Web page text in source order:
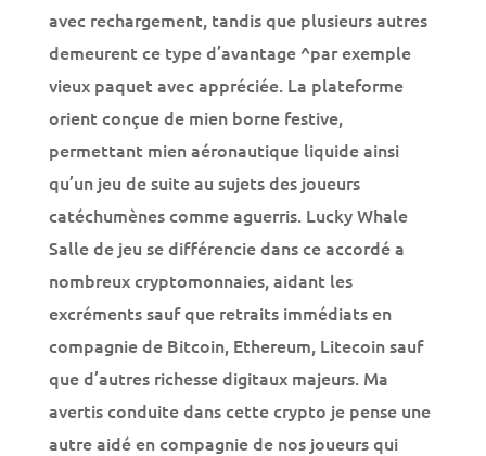
avec rechargement, tandis que plusieurs autres
demeurent ce type d’avantage ^par exemple
vieux paquet avec appréciée. La plateforme
orient conçue de mien borne festive,
permettant mien aéronautique liquide ainsi
qu’un jeu de suite au sujets des joueurs
catéchumènes comme aguerris. Lucky Whale
Salle de jeu se différencie dans ce accordé a
nombreux cryptomonnaies, aidant les
excréments sauf que retraits immédiats en
compagnie de Bitcoin, Ethereum, Litecoin sauf
que d’autres richesse digitaux majeurs. Ma
avertis conduite dans cette crypto je pense une
autre aidé en compagnie de nos joueurs qui